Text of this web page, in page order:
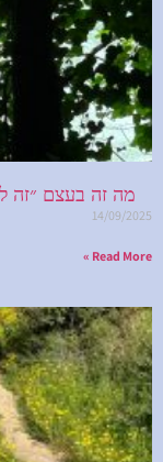
מה זה בעצם ״זה
14/09/2025
Read More »